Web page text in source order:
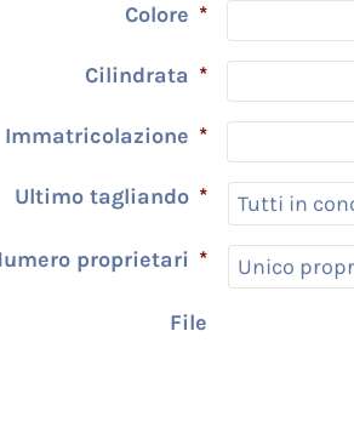
Colore *
Cilindrata *
Immatricolazione *
Ultimo tagliando *
proprietari *
File